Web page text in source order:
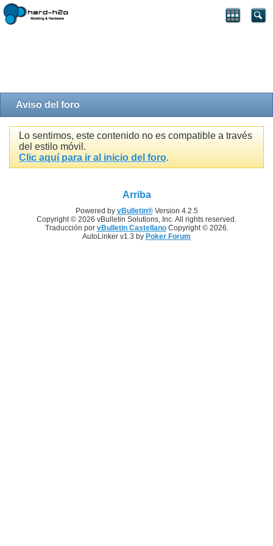
Aviso del foro
Lo sentimos, este contenido no es compatible a través
del estilo móvil.
Clic aquí para ir al inicio del foro.
Arriba
Powered by vBulletin®Version 4.2.5
Copyright © 2026 vBulletin Solutions, Inc. All rights reserved.
Traducción por vBulletin CastellanoCopyright © 2026.
AutoLinker v1.3 by Poker Forum